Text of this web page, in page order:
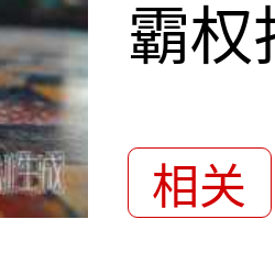
霸权
相关